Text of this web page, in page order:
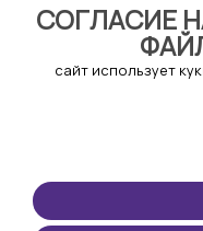
СОГЛАСИЕ
сайт использует
ЭКСПЛУАТАЦИИ
Условия и положения